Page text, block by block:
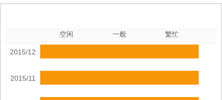
空闲 一般 繁忙
2015/12
2015/11